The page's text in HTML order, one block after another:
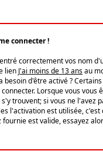
connecter !
correctement vos nom
lien J'ai moins de 13 ansau
besoin d'être activé ?
Lorsque vous
trouvent; si vous ne
l'activation est utilisée,
est valide, essayez